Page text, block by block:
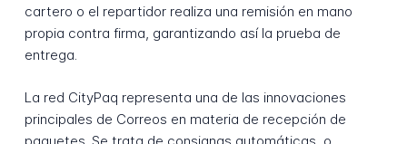
cartero o el repartidor realiza una remisión en mano
propia contra firma, garantizando así la prueba de
entrega.
La red CityPaq representa una de las innovaciones
principales de Correos en materia de recepción de